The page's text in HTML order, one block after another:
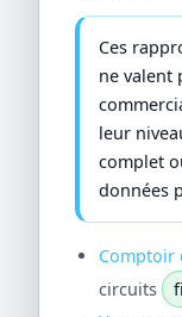
Ces
ne valent
leur
complet
données
Comptoir
circuits